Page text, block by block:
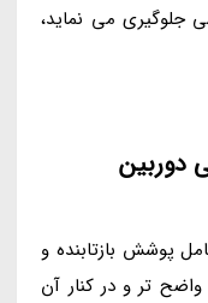
می نماید،
دوربین
پوشش بازتابنده و
تر و در کنار آن